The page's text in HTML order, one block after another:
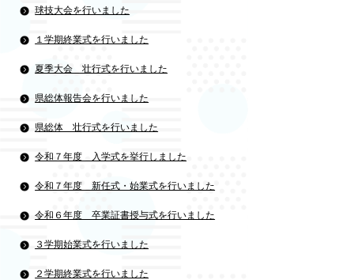
球技大会を行いました
１学期終業式を行いました
夏季大会 壮行式を行いました
県総体報告会を行いました
県総体 壮行式を行いました
令和７年度 入学式を挙行しました
令和７年度 新任式・始業式を行いました
令和６年度 卒業証書授与式を行いました
３学期始業式を行いました
２学期終業式を行いました